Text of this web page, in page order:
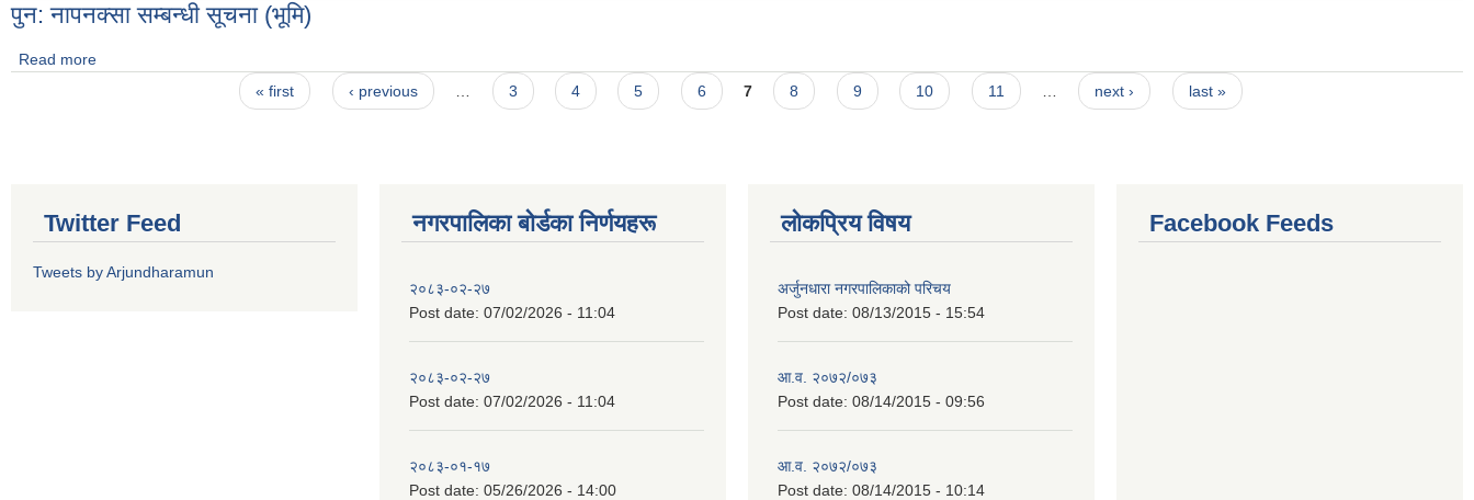
पुन: नापनक्सा सम्बन्धी सूचना (भूमि)
Read more
« first ‹ previous 3 4 5 6 7 8 9 10 11 next › last »
Twitter Feed
Tweets by Arjundharamun
नगरपालिका बाेर्डका निर्णयहरू
२०८३-०२-२७
Post date: 07/02/2026 - 11:04
२०८३-०२-२७
Post date: 07/02/2026 - 11:04
२०८३-०१-१७
Post date: 05/26/2026 - 14:00
लोकप्रिय विषय
अर्जुनधारा नगरपालिकाको परिचय
Post date: 08/13/2015 - 15:54
आ.व. २०७२/०७३
Post date: 08/14/2015 - 09:56
आ.व. २०७२/०७३
Post date: 08/14/2015 - 10:14
Facebook Feeds